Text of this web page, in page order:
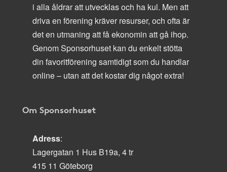
i alla åldrar att utvecklas och ha kul. Men att
driva en förening kräver resurser, och ofta är
det en utmaning att få ekonomin att gå ihop.
Genom Sponsorhuset kan du enkelt stötta
din favoritförening samtidigt som du handlar
online – utan att det kostar dig något extra!
Om Sponsorhuset
Adress:
Lagergatan 1 Hus B19a, 4 tr
415 11 Göteborg